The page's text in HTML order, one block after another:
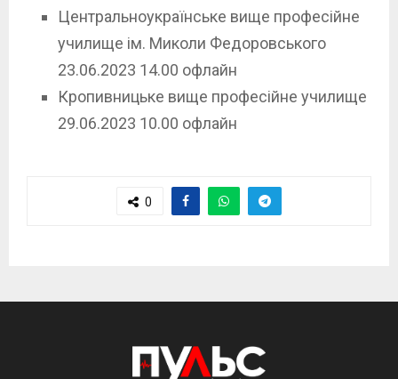
Центральноукраїнське вище професійне
училище ім. Миколи Федоровського
23.06.2023 14.00 офлайн
Кропивницьке вище професійне училище
29.06.2023 10.00 офлайн
0